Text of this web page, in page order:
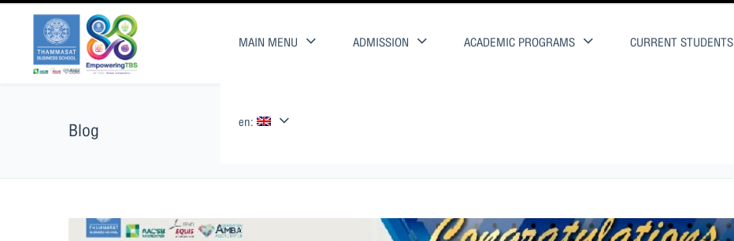
MAIN MENU ADMISSION ACADEMIC PROGRAMS CURRENT STUDENTS
en:
Blog